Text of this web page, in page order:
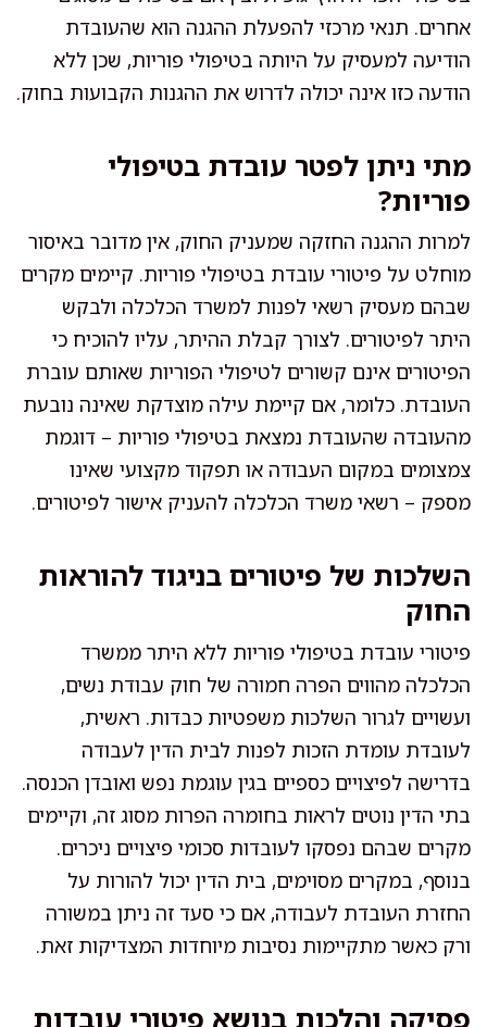
אחרים. תנאי מרכזי להפעלת ההגנה הוא שהעובדת
הודיעה למעסיק על היותה בטיפולי פוריות, שכן ללא
הודעה כזו אינה יכולה לדרוש את ההגנות הקבועות בחוק.
מתי ניתן לפטר עובדת בטיפולי
פוריות?
למרות ההגנה החזקה שמעניק החוק, אין מדובר באיסור
מוחלט על פיטורי עובדת בטיפולי פוריות. קיימים מקרים
שבהם מעסיק רשאי לפנות למשרד הכלכלה ולבקש
היתר לפיטורים. לצורך קבלת ההיתר, עליו להוכיח כי
הפיטורים אינם קשורים לטיפולי הפוריות שאותם עוברת
העובדת. כלומר, אם קיימת עילה מוצדקת שאינה נובעת
מהעובדה שהעובדת נמצאת בטיפולי פוריות – דוגמת
צמצומים במקום העבודה או תפקוד מקצועי שאינו
מספק – רשאי משרד הכלכלה להעניק אישור לפיטורים.
השלכות של פיטורים בניגוד להוראות
החוק
פיטורי עובדת בטיפולי פוריות ללא היתר ממשרד
הכלכלה מהווים הפרה חמורה של חוק עבודת נשים,
ועשויים לגרור השלכות משפטיות כבדות. ראשית,
לעובדת עומדת הזכות לפנות לבית הדין לעבודה
בדרישה לפיצויים כספיים בגין עוגמת נפש ואובדן הכנסה.
בתי הדין נוטים לראות בחומרה הפרות מסוג זה, וקיימים
מקרים שבהם נפסקו לעובדות סכומי פיצויים ניכרים.
בנוסף, במקרים מסוימים, בית הדין יכול להורות על
החזרת העובדת לעבודה, אם כי סעד זה ניתן במשורה
ורק כאשר מתקיימות נסיבות מיוחדות המצדיקות זאת.
פסיקה והלכות בנושא פיטורי עובדות